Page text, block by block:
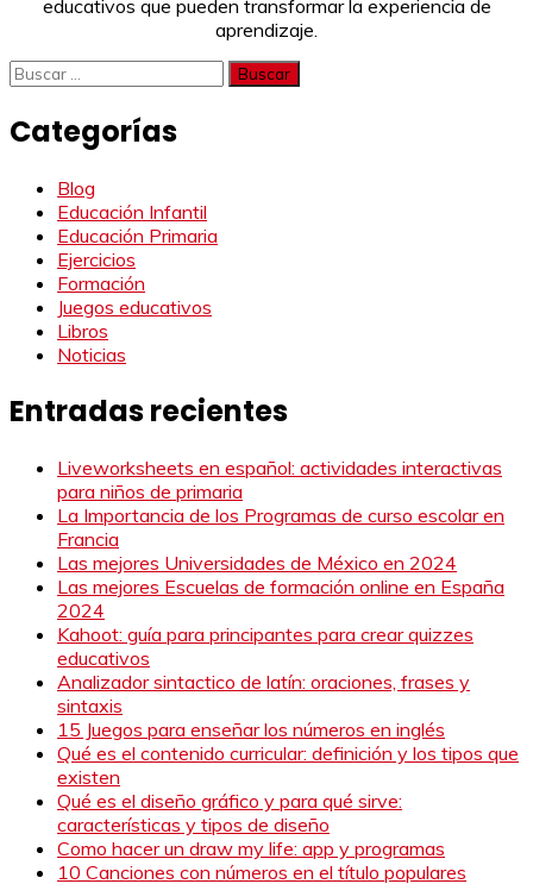
educativos que pueden transformar la experiencia de
aprendizaje.
Buscar:
Categorías
Blog
Educación Infantil
Educación Primaria
Ejercicios
Formación
Juegos educativos
Libros
Noticias
Entradas recientes
Liveworksheets en español: actividades interactivas
para niños de primaria
La Importancia de los Programas de curso escolar en
Francia
Las mejores Universidades de México en 2024
Las mejores Escuelas de formación online en España
2024
Kahoot: guía para principantes para crear quizzes
educativos
Analizador sintactico de latín: oraciones, frases y
sintaxis
15 Juegos para enseñar los números en inglés
Qué es el contenido curricular: definición y los tipos que
existen
Qué es el diseño gráfico y para qué sirve:
características y tipos de diseño
Como hacer un draw my life: app y programas
10 Canciones con números en el título populares